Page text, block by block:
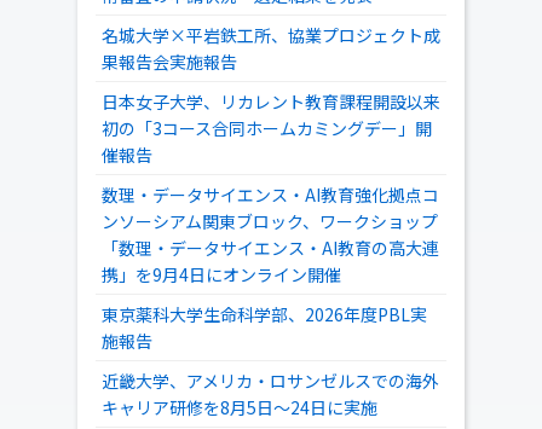
名城大学×平岩鉄工所、協業プロジェクト成
果報告会実施報告
日本女子大学、リカレント教育課程開設以来
初の「3コース合同ホームカミングデー」開
催報告
数理・データサイエンス・AI教育強化拠点コ
ンソーシアム関東ブロック、ワークショップ
「数理・データサイエンス・AI教育の高大連
携」を9月4日にオンライン開催
東京薬科大学生命科学部、2026年度PBL実
施報告
近畿大学、アメリカ・ロサンゼルスでの海外
キャリア研修を8月5日～24日に実施